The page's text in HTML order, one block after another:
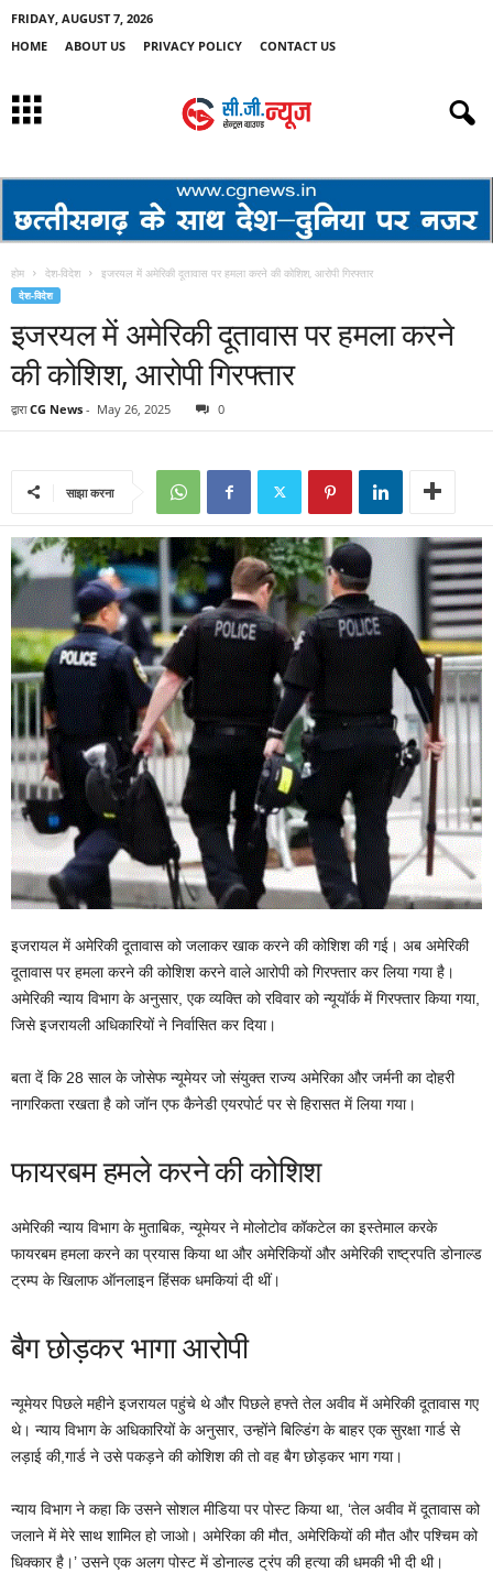
FRIDAY, AUGUST 7, 2026
HOME
ABOUT US PRIVACY POLICY CONTACT US
होम देश-विदेश इजरयल में अमेरिकी दूतावास पर हमला करने की कोशिश, आरोपी गिरफ्तार
देश-विदेश
इजरयल में अमेरिकी दूतावास पर हमला करने
की कोशिश, आरोपी गिरफ्तार
द्वारा CG News - May 26, 2025 0
साझा करना
इजरायल में अमेरिकी दूतावास को जलाकर खाक करने की कोशिश की गई। अब अमेरिकी
दूतावास पर हमला करने की कोशिश करने वाले आरोपी को गिरफ्तार कर लिया गया है।
अमेरिकी न्याय विभाग के अनुसार, एक व्यक्ति को रविवार को न्यूयॉर्क में गिरफ्तार किया गया,
जिसे इजरायली अधिकारियों ने निर्वासित कर दिया।
बता दें कि 28 साल के जोसेफ न्यूमेयर जो संयुक्त राज्य अमेरिका और जर्मनी का दोहरी
नागरिकता रखता है को जॉन एफ कैनेडी एयरपोर्ट पर से हिरासत में लिया गया।
फायरबम हमले करने की कोशिश
अमेरिकी न्याय विभाग के मुताबिक, न्यूमेयर ने मोलोटोव कॉकटेल का इस्तेमाल करके
फायरबम हमला करने का प्रयास किया था और अमेरिकियों और अमेरिकी राष्ट्रपति डोनाल्ड
ट्रम्प के खिलाफ ऑनलाइन हिंसक धमकियां दी थीं।
बैग छोड़कर भागा आरोपी
न्यूमेयर पिछले महीने इजरायल पहुंचे थे और पिछले हफ्ते तेल अवीव में अमेरिकी दूतावास गए
थे। न्याय विभाग के अधिकारियों के अनुसार, उन्होंने बिल्डिंग के बाहर एक सुरक्षा गार्ड से
लड़ाई की,गार्ड ने उसे पकड़ने की कोशिश की तो वह बैग छोड़कर भाग गया।
न्याय विभाग ने कहा कि उसने सोशल मीडिया पर पोस्ट किया था, ‘तेल अवीव में दूतावास को
जलाने में मेरे साथ शामिल हो जाओ। अमेरिका की मौत, अमेरिकियों की मौत और पश्चिम को
धिक्कार है।’ उसने एक अलग पोस्ट में डोनाल्ड ट्रंप की हत्या की धमकी भी दी थी।